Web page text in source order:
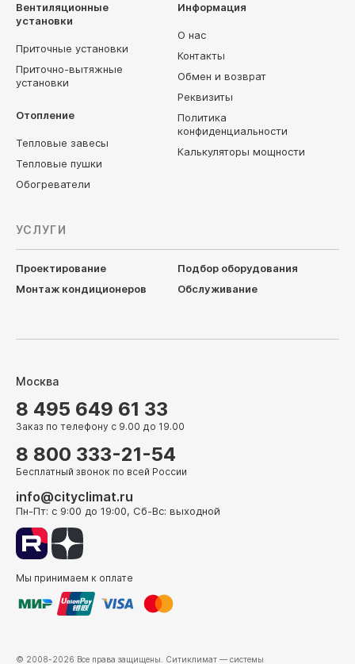
Вентиляционные
установки
Приточные установки
Приточно-вытяжные
установки
Отопление
Тепловые завесы
Тепловые пушки
Обогреватели
Информация
О нас
Контакты
Обмен и возврат
Реквизиты
Политика
конфиденциальности
Калькуляторы мощности
УСЛУГИ
Проектирование
Подбор оборудования
Монтаж кондиционеров
Обслуживание
Москва
8 495 649 61 33
Заказ по телефону с 9.00 до 19.00
8 800 333-21-54
Бесплатный звонок по всей России
info@cityclimat.ru
Пн-Пт: с 9:00 до 19:00, Сб-Вс: выходной
Мы принимаем к оплате
© 2008-2026 Все права защищены. Ситиклимат — системы